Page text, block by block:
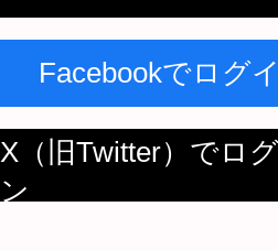
Facebookでログ
X（旧Twitter）でロ
ン